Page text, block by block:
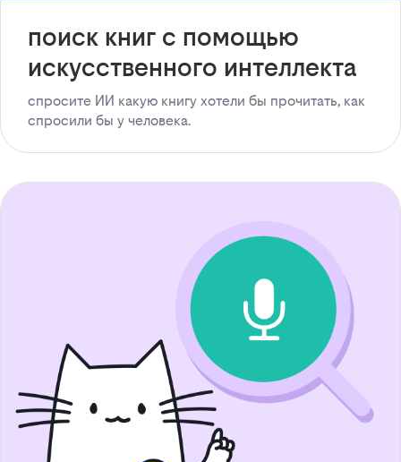
поиск книг с помощью
искусственного интеллекта
спросите ИИ какую книгу хотели бы прочитать, как
спросили бы у человека.